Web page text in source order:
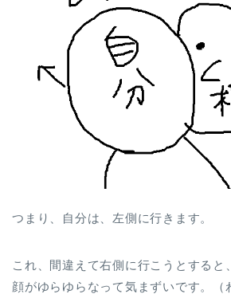
つまり、自分は、左側に行きます。
これ、間違えて右側に行こうとすると
顔がゆらゆらなって気まずいです。（